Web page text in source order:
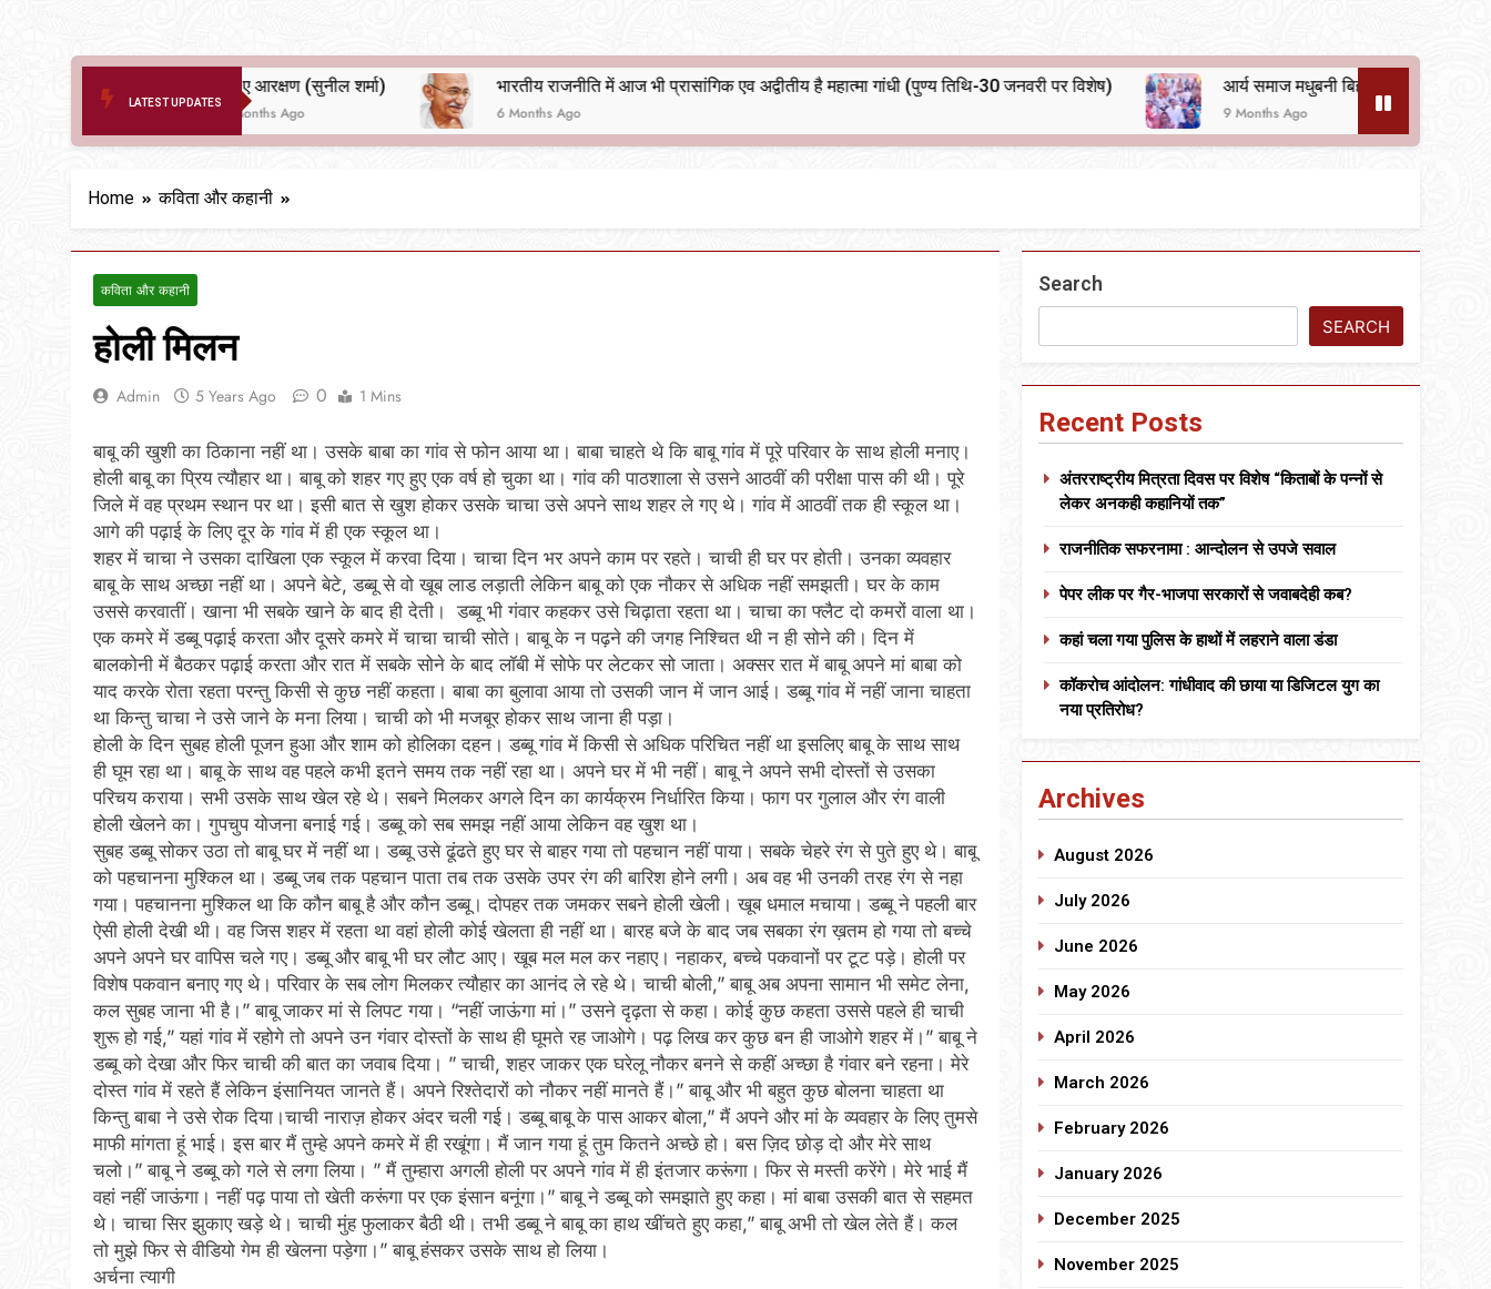
LATEST UPDATES
दर्द ए आरक्षण (सुनील शर्मा)
6 Months Ago
भारतीय राजनीति में आज भी प्रासांगिक एव अद्वीतीय है महात्मा गांधी (पुण्य तिथि-30 जनवरी पर विशेष)
6 Months Ago
आर्य समाज मधुबनी बिहार का शताब्दी समारोह
9 Months Ago
Home कविता और कहानी
कविता और कहानी
होली मिलन
Admin 5 Years Ago 0 1 Mins
बाबू की खुशी का ठिकाना नहीं था। उसके बाबा का गांव से फोन आया था। बाबा चाहते थे कि बाबू गांव में पूरे परिवार के साथ होली मनाए।
होली बाबू का प्रिय त्यौहार था। बाबू को शहर गए हुए एक वर्ष हो चुका था। गांव की पाठशाला से उसने आठवीं की परीक्षा पास की थी। पूरे
जिले में वह प्रथम स्थान पर था। इसी बात से खुश होकर उसके चाचा उसे अपने साथ शहर ले गए थे। गांव में आठवीं तक ही स्कूल था।
आगे की पढ़ाई के लिए दूर के गांव में ही एक स्कूल था।
शहर में चाचा ने उसका दाखिला एक स्कूल में करवा दिया। चाचा दिन भर अपने काम पर रहते। चाची ही घर पर होती। उनका व्यवहार
बाबू के साथ अच्छा नहीं था। अपने बेटे, डब्बू से वो खूब लाड लड़ाती लेकिन बाबू को एक नौकर से अधिक नहीं समझती। घर के काम
उससे करवातीं। खाना भी सबके खाने के बाद ही देती। डब्बू भी गंवार कहकर उसे चिढ़ाता रहता था। चाचा का फ्लैट दो कमरों वाला था।
एक कमरे में डब्बू पढ़ाई करता और दूसरे कमरे में चाचा चाची सोते। बाबू के न पढ़ने की जगह निश्चित थी न ही सोने की। दिन में
बालकोनी में बैठकर पढ़ाई करता और रात में सबके सोने के बाद लॉबी में सोफे पर लेटकर सो जाता। अक्सर रात में बाबू अपने मां बाबा को
याद करके रोता रहता परन्तु किसी से कुछ नहीं कहता। बाबा का बुलावा आया तो उसकी जान में जान आई। डब्बू गांव में नहीं जाना चाहता
था किन्तु चाचा ने उसे जाने के मना लिया। चाची को भी मजबूर होकर साथ जाना ही पड़ा।
होली के दिन सुबह होली पूजन हुआ और शाम को होलिका दहन। डब्बू गांव में किसी से अधिक परिचित नहीं था इसलिए बाबू के साथ साथ
ही घूम रहा था। बाबू के साथ वह पहले कभी इतने समय तक नहीं रहा था। अपने घर में भी नहीं। बाबू ने अपने सभी दोस्तों से उसका
परिचय कराया। सभी उसके साथ खेल रहे थे। सबने मिलकर अगले दिन का कार्यक्रम निर्धारित किया। फाग पर गुलाल और रंग वाली
होली खेलने का। गुपचुप योजना बनाई गई। डब्बू को सब समझ नहीं आया लेकिन वह खुश था।
सुबह डब्बू सोकर उठा तो बाबू घर में नहीं था। डब्बू उसे ढूंढते हुए घर से बाहर गया तो पहचान नहीं पाया। सबके चेहरे रंग से पुते हुए थे। बाबू
को पहचानना मुश्किल था। डब्बू जब तक पहचान पाता तब तक उसके उपर रंग की बारिश होने लगी। अब वह भी उनकी तरह रंग से नहा
गया। पहचानना मुश्किल था कि कौन बाबू है और कौन डब्बू। दोपहर तक जमकर सबने होली खेली। खूब धमाल मचाया। डब्बू ने पहली बार
ऐसी होली देखी थी। वह जिस शहर में रहता था वहां होली कोई खेलता ही नहीं था। बारह बजे के बाद जब सबका रंग ख़तम हो गया तो बच्चे
अपने अपने घर वापिस चले गए। डब्बू और बाबू भी घर लौट आए। खूब मल मल कर नहाए। नहाकर, बच्चे पकवानों पर टूट पड़े। होली पर
विशेष पकवान बनाए गए थे। परिवार के सब लोग मिलकर त्यौहार का आनंद ले रहे थे। चाची बोली,” बाबू अब अपना सामान भी समेट लेना,
कल सुबह जाना भी है।” बाबू जाकर मां से लिपट गया। “नहीं जाऊंगा मां।” उसने दृढ़ता से कहा। कोई कुछ कहता उससे पहले ही चाची
शुरू हो गई,” यहां गांव में रहोगे तो अपने उन गंवार दोस्तों के साथ ही घूमते रह जाओगे। पढ़ लिख कर कुछ बन ही जाओगे शहर में।” बाबू ने
डब्बू को देखा और फिर चाची की बात का जवाब दिया। ” चाची, शहर जाकर एक घरेलू नौकर बनने से कहीं अच्छा है गंवार बने रहना। मेरे
दोस्त गांव में रहते हैं लेकिन इंसानियत जानते हैं। अपने रिश्तेदारों को नौकर नहीं मानते हैं।” बाबू और भी बहुत कुछ बोलना चाहता था
किन्तु बाबा ने उसे रोक दिया।चाची नाराज़ होकर अंदर चली गई। डब्बू बाबू के पास आकर बोला,” मैं अपने और मां के व्यवहार के लिए तुमसे
माफी मांगता हूं भाई। इस बार मैं तुम्हे अपने कमरे में ही रखूंगा। मैं जान गया हूं तुम कितने अच्छे हो। बस ज़िद छोड़ दो और मेरे साथ
चलो।” बाबू ने डब्बू को गले से लगा लिया। ” मैं तुम्हारा अगली होली पर अपने गांव में ही इंतजार करूंगा। फिर से मस्ती करेंगे। मेरे भाई मैं
वहां नहीं जाऊंगा। नहीं पढ़ पाया तो खेती करूंगा पर एक इंसान बनूंगा।” बाबू ने डब्बू को समझाते हुए कहा। मां बाबा उसकी बात से सहमत
थे। चाचा सिर झुकाए खड़े थे। चाची मुंह फुलाकर बैठी थी। तभी डब्बू ने बाबू का हाथ खींचते हुए कहा,” बाबू अभी तो खेल लेते हैं। कल
तो मुझे फिर से वीडियो गेम ही खेलना पड़ेगा।” बाबू हंसकर उसके साथ हो लिया।
अर्चना त्यागी
Search
SEARCH
Recent Posts
अंतरराष्ट्रीय मित्रता दिवस पर विशेष “किताबों के पन्नों से
लेकर अनकही कहानियों तक”
राजनीतिक सफरनामा : आन्दोलन से उपजे सवाल
पेपर लीक पर गैर-भाजपा सरकारों से जवाबदेही कब?
कहां चला गया पुलिस के हाथों में लहराने वाला डंडा
कॉकरोच आंदोलन: गांधीवाद की छाया या डिजिटल युग का
नया प्रतिरोध?
Archives
August 2026
July 2026
June 2026
May 2026
April 2026
March 2026
February 2026
January 2026
December 2025
November 2025